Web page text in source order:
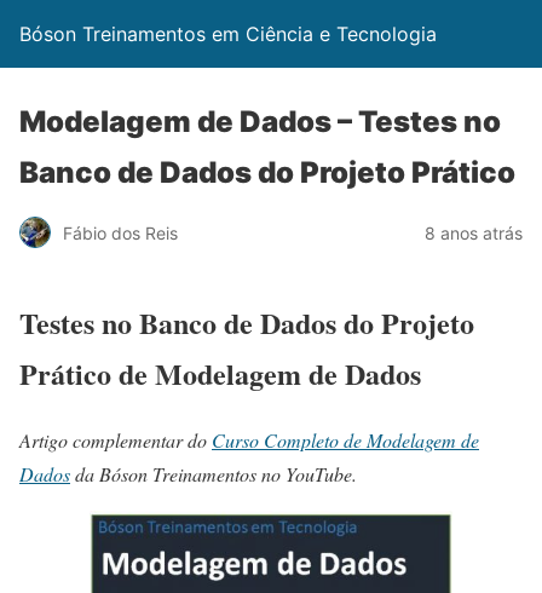
Bóson Treinamentos em Ciência e Tecnologia
Modelagem de Dados – Testes no
Banco de Dados do Projeto Prático
Fábio dos Reis 8 anos atrás
Testes no Banco de Dados do Projeto
Prático de Modelagem de Dados
Artigo complementar do Curso Completo de Modelagem de
Dadosda Bóson Treinamentos no YouTube.